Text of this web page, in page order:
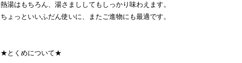
熱湯はもちろん、湯さまししてもしっかり味わえます。
ちょっといいふだん使いに、またご進物にも最適です。
★とくめについて★